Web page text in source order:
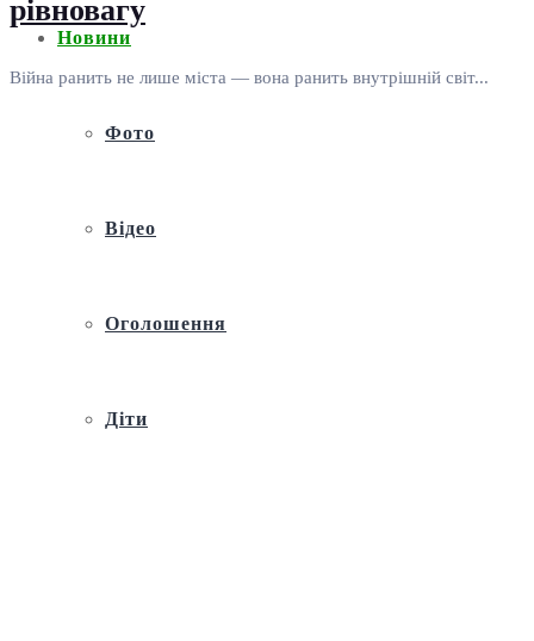
Новини
Фото
Відео
Оголошення
Діти
рівновагу
Війна ранить не лише міста — вона ранить внутрішній світ...